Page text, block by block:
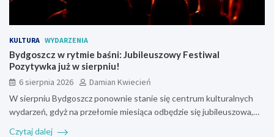
KULTURA WYDARZENIA
Bydgoszcz w rytmie baśni: Jubileuszowy Festiwal
Pozytywka już w sierpniu!
6 sierpnia 2026
Damian Kwiecień
W sierpniu Bydgoszcz ponownie stanie się centrum kulturalnych
wydarzeń, gdyż na przełomie miesiąca odbędzie się jubileuszowa,…
Czytaj dalej